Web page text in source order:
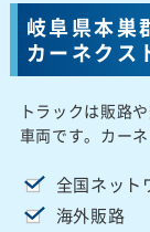
岐阜県本巣
カーネクス
トラックは販路
車両です。カーネ
全国ネット
海外販路